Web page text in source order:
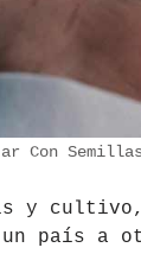
Con
y
país a